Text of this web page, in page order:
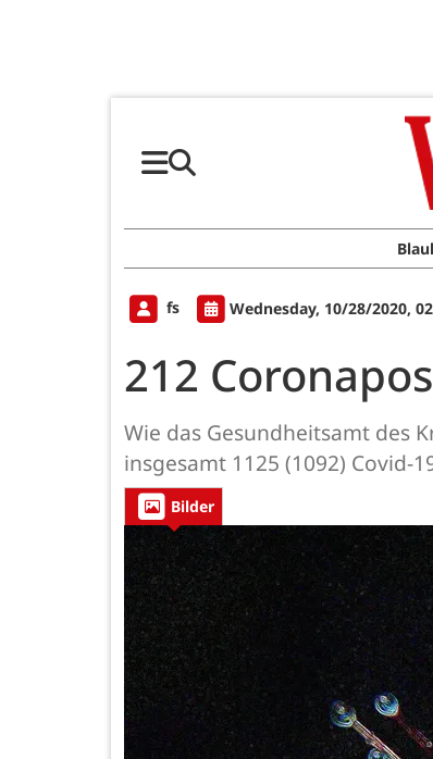
fs Wednesday, 10/28/2020,
212
Wie das Gesundheitsamt des
insgesamt 1125 (1092) Covid-
Bilder